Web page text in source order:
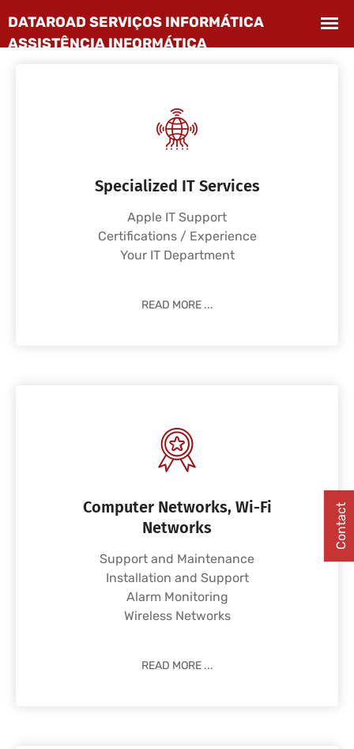
Specialized IT Services
Apple IT Support
Certifications / Experience
Your IT Department
READ MORE ...
Computer Networks, Wi-Fi
Networks
Support and Maintenance
Installation and Support
Alarm Monitoring
Wireless Networks
READ MORE ...
Contact